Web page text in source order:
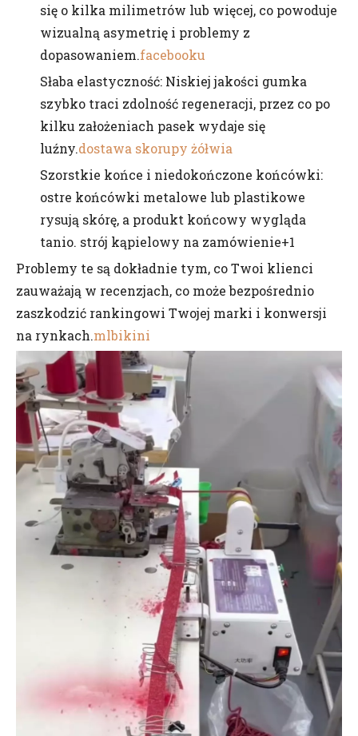
się o kilka milimetrów lub więcej, co powoduje
wizualną asymetrię i problemy z
dopasowaniem.facebooku
Słaba elastyczność: Niskiej jakości gumka
szybko traci zdolność regeneracji, przez co po
kilku założeniach pasek wydaje się
luźny.dostawa skorupy żółwia
Szorstkie końce i niedokończone końcówki:
ostre końcówki metalowe lub plastikowe
rysują skórę, a produkt końcowy wygląda
tanio. strój kąpielowy na zamówienie+1
Problemy te są dokładnie tym, co Twoi klienci
zauważają w recenzjach, co może bezpośrednio
zaszkodzić rankingowi Twojej marki i konwersji
na rynkach.mlbikini